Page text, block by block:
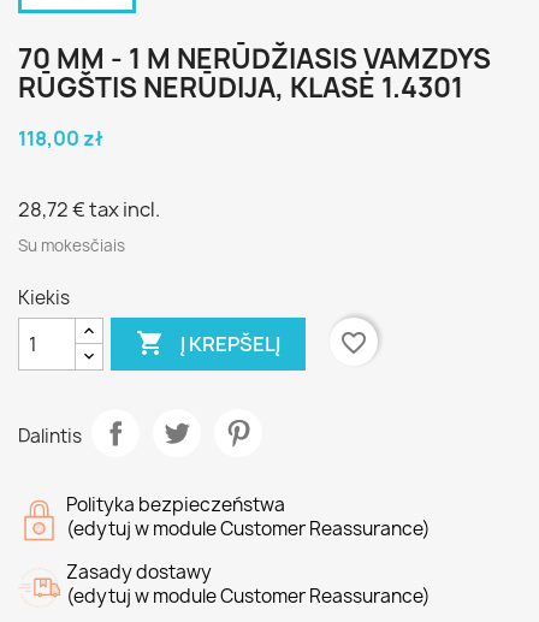
70 MM - 1 M NERŪDŽIASIS VAMZDYS
RŪGŠTIS NERŪDIJA, KLASĖ 1.4301
118,00 zł
28,72 €tax incl.
Su mokesčiais
Kiekis
 Į KREPŠELĮ favorite_border
Dalintis
Polityka bezpieczeństwa
(edytuj w module Customer Reassurance)
Zasady dostawy
(edytuj w module Customer Reassurance)